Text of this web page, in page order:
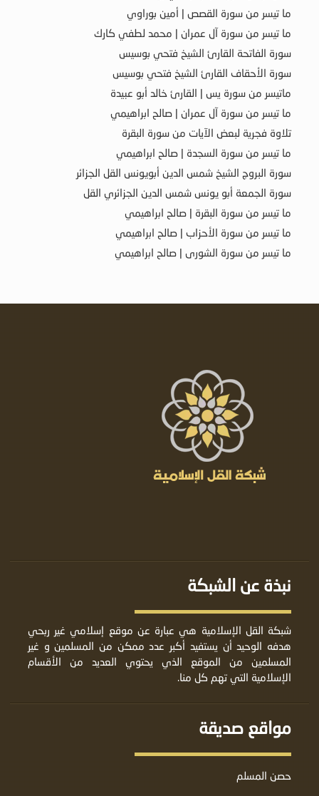
ما تيسر من سورة القصص | أمين بوراوي
ما تيسر من سورة آل عمران | محمد لطفي كارك
سورة الفاتحة القارئ الشيخ فتحي بوسيس
سورة الأحقاف القارئ الشيخ فتحي بوسيس
ماتيسر من سورة يس | القارئ خالد أبو عبيدة
ما تيسر من سورة آل عمران | صالح ابراهيمي
تلاوة فجرية لبعض الآيات من سورة البقرة
ما تيسر من سورة السجدة | صالح ابراهيمي
سورة البروج الشيخ شمس الدين أبويونس القل الجزائر
سورة الجمعة أبو يونس شمس الدين الجزائري القل
ما تيسر من سورة البقرة | صالح ابراهيمي
ما تيسر من سورة الأحزاب | صالح ابراهيمي
ما تيسر من سورة الشورى | صالح ابراهيمي
نبذة عن الشبكة
شبكة القل الإسلامية هي عبارة عن موقع إسلامي غير ربحي
هدفه الوحيد أن يستفيد أكبر عدد ممكن من المسلمين و غير
المسلمين من الموقع الذي يحتوي العديد من الأقسام
الإسلامية التي تهم كل منا.
مواقع صديقة
حصن المسلم